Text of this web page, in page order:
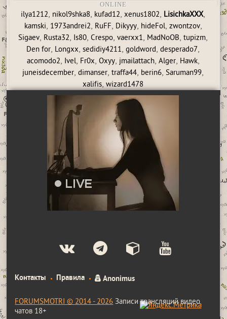
ONLINE
ilya1212, nikol9shka8, kufad12,xenus1802, LisichkaXXX,
kamski, 1973andrei2, RuFF, Dikyyy, hideFol, zwontzov,
Sigaev, Rusta32, Is80,Crespo,vaerxx1, MadNoOB,tupizm,
Den for, Longxx,sedidiy4211,goldword,desperado7,
acomodo2, Ivel, Fr0x, Oxyy, jmailattach, Alger, Hawk,
juneisdecember,dimanser,traffa44, berin6,Saruman99,
xalifis,wizard1478
Контакты Правила Anonimus
FORUMSMOTRI © 2014 - 2026Записи трансляций видео
чатов 18+